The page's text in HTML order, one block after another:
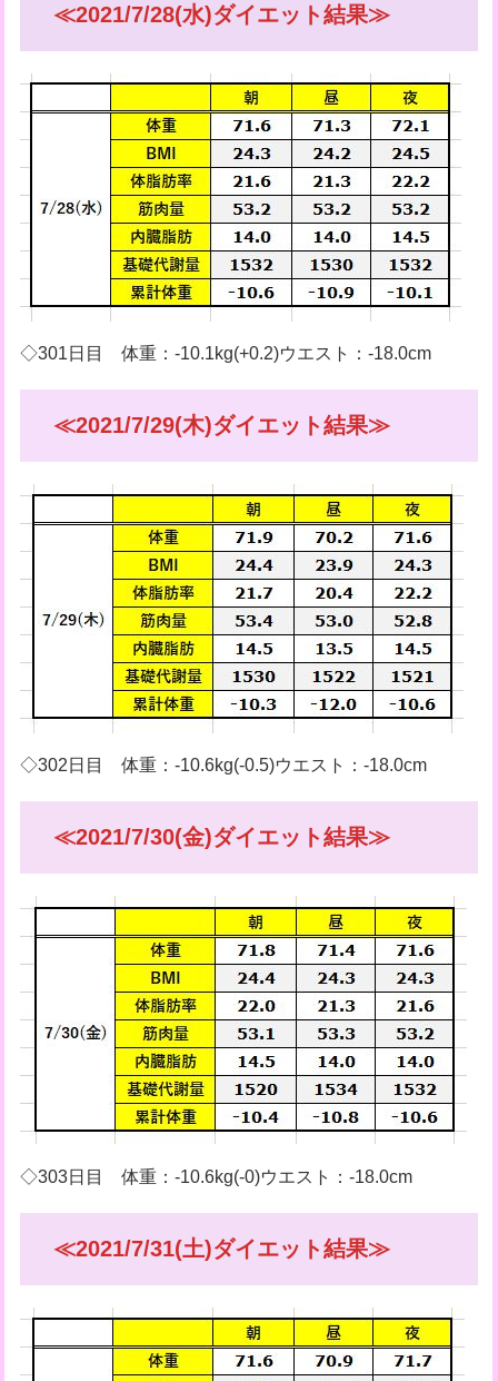
≪2021/7/28(水)ダイエット結果≫
◇301日目 体重：-10.1kg(+0.2)ウエスト：-18.0cm
≪2021/7/29(木)ダイエット結果≫
◇302日目 体重：-10.6kg(-0.5)ウエスト：-18.0cm
≪2021/7/30(金)ダイエット結果≫
◇303日目 体重：-10.6kg(-0)ウエスト：-18.0cm
≪2021/7/31(土)ダイエット結果≫